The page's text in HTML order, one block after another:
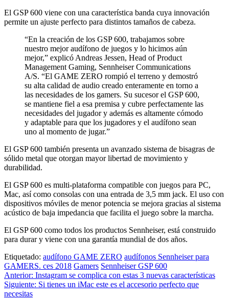
El GSP 600 viene con una característica banda cuya innovación
permite un ajuste perfecto para distintos tamaños de cabeza.
“En la creación de los GSP 600, trabajamos sobre
nuestro mejor audífono de juegos y lo hicimos aún
mejor,” explicó Andreas Jessen, Head of Product
Management Gaming, Sennheiser Communications
A/S. “El GAME ZERO rompió el terreno y demostró
su alta calidad de audio creado enteramente en torno a
las necesidades de los gamers. Su sucesor el GSP 600,
se mantiene fiel a esa premisa y cubre perfectamente las
necesidades del jugador y además es altamente cómodo
y adaptable para que los jugadores y el audífono sean
uno al momento de jugar.”
El GSP 600 también presenta un avanzado sistema de bisagras de
sólido metal que otorgan mayor libertad de movimiento y
durabilidad.
El GSP 600 es multi-plataforma compatible con juegos para PC,
Mac, así como consolas con una entrada de 3,5 mm jack. El uso con
dispositivos móviles de menor potencia se mejora gracias al sistema
acústico de baja impedancia que facilita el juego sobre la marcha.
El GSP 600 como todos los productos Sennheiser, está construido
para durar y viene con una garantía mundial de dos años.
Etiquetado: audífono GAME ZERO audífonos Sennheiser para
GAMERS. ces 2018 Gamers Sennheiser GSP 600
Navegación
de
Anterior: Instagram se complica con estas 3 nuevas características
Siguiente: Si tienes un iMac este es el accesorio perfecto que
necesitas